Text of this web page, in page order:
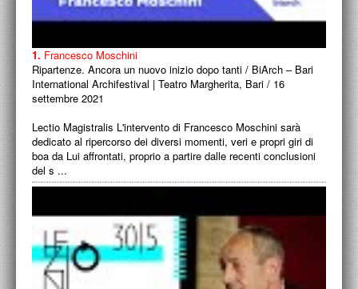
1. Francesco Moschini
Ripartenze. Ancora un nuovo inizio dopo tanti / BiArch – Bari
International Archifestival | Teatro Margherita, Bari / 16
settembre 2021
Lectio Magistralis L'intervento di Francesco Moschini sarà
dedicato al ripercorso dei diversi momenti, veri e propri giri di
boa da Lui affrontati, proprio a partire dalle recenti conclusioni
del s ...